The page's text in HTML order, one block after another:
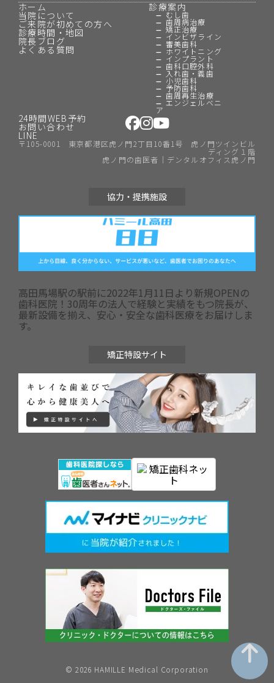
ホーム
当院について
ご来院が初めての方へ
診療時間・地図
院長ブログ
よくある質問
診療案内
むし歯
歯周病治療
矯正治療
インビザライン
審美歯科
ホワイトニング
インプラント
歯科口腔外科
入れ歯・義歯
小児歯科
予防歯科
歯周再生治療
エンジェルベニ
ア
24時間WEB予約
お問い合わせ
LINE
〒105-0001 東京都港区虎ノ門2丁目10番1号 虎ノ門ツインビル
ディング１階
虎ノ門の歯医者｜デンタルオフィス虎ノ門
協力・提携施設
高田馬場駅の駅前に2022年1月11日より新規OPENの
歯科医院！30周年の法人で経験と実績をもつ院長が、
最新設備を揃え、安心・安全な歯科医療をお届けしま
す。
矯正特設サイト
©︎ 2026 HAMILLE Medical Corporation